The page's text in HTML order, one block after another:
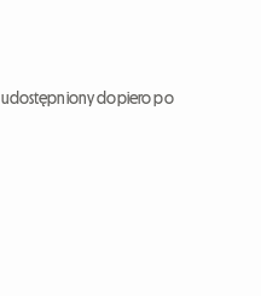
udostępniony dopiero po